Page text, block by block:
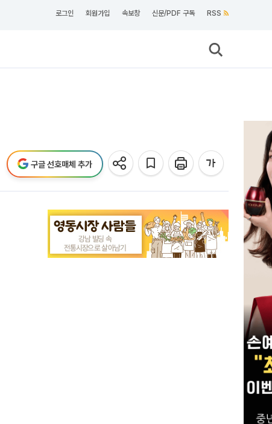
로그인 회원가입 속보창 신문/PDF 구독 RSS
구글 선호매체 추가